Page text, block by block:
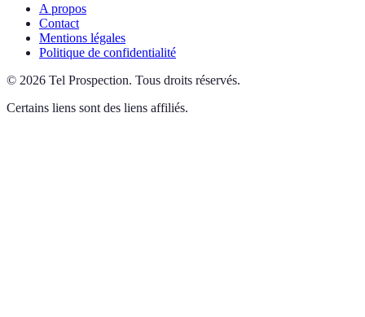
A propos
Contact
Mentions légales
Politique de confidentialité
© 2026 Tel Prospection. Tous droits réservés.
Certains liens sont des liens affiliés.